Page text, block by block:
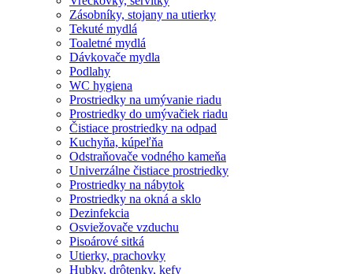
Zásobníky, stojany na utierky
Tekuté mydlá
Toaletné mydlá
Dávkovače mydla
Podlahy
WC hygiena
Prostriedky na umývanie riadu
Prostriedky do umývačiek riadu
Čistiace prostriedky na odpad
Kuchyňa, kúpeľňa
Odstraňovače vodného kameňa
Univerzálne čistiace prostriedky
Prostriedky na nábytok
Prostriedky na okná a sklo
Dezinfekcia
Osviežovače vzduchu
Pisoárové sitká
Utierky, prachovky
Hubky, drôtenky, kefy